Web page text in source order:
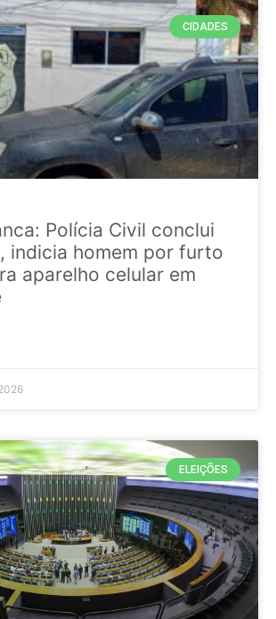
CIDADES
Polícia Civil conclui
indicia homem por furto
aparelho celular em
ELEIÇÕES